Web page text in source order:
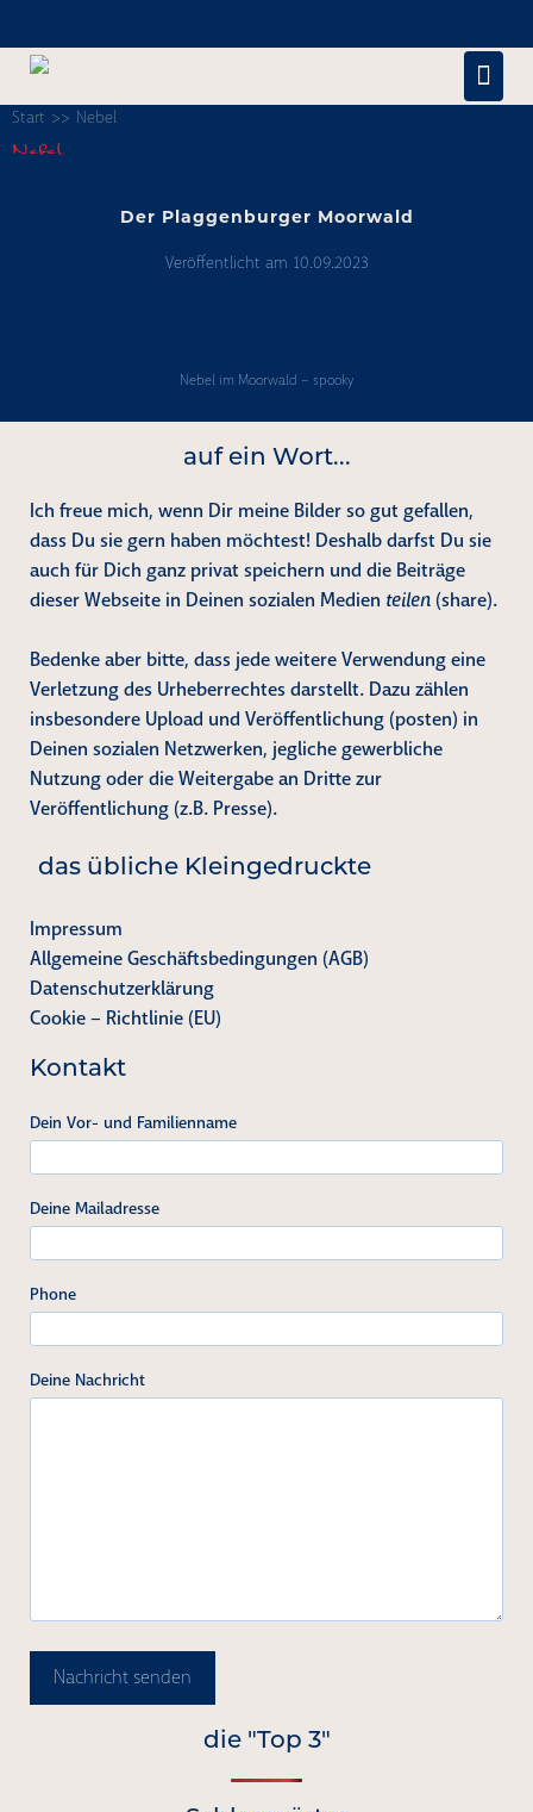
Inhalt
springen
Start >> Nebel
Nebel
Der Plaggenburger Moorwald
Veröffentlicht am 10.09.2023
Plaggenburger
Moorwald
Nebel im Moorwald – spooky
auf ein Wort...
Ich freue mich, wenn Dir meine Bilder so gut gefallen,
dass Du sie gern haben möchtest! Deshalb darfst Du sie
auch für Dich ganz privat speichern und die Beiträge
dieser Webseite in Deinen sozialen Medien teilen (share).
Bedenke aber bitte, dass jede weitere Verwendung eine
Verletzung des Urheberrechtes darstellt. Dazu zählen
insbesondere Upload und Veröffentlichung (posten) in
Deinen sozialen Netzwerken, jegliche gewerbliche
Nutzung oder die Weitergabe an Dritte zur
Veröffentlichung (z.B. Presse).
das übliche Kleingedruckte
Impressum
Allgemeine Geschäftsbedingungen (AGB)
Datenschutzerklärung
Cookie – Richtlinie (EU)
Kontakt
Dein Vor- und Familienname
Deine Mailadresse
Phone
Deine Nachricht
Nachricht senden
die "Top 3"